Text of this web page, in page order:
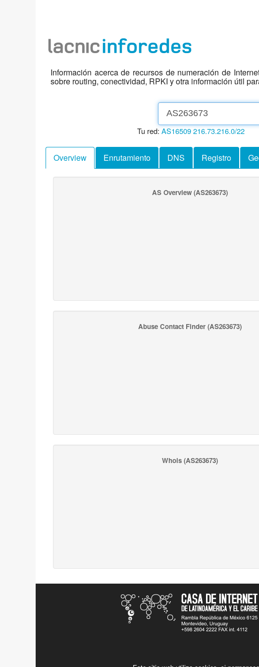
Información acerca de recursos de numeración de
sobre routing, conectividad, RPKI y otra información útil
Tu red: AS16509216.73.216.0/22
Overview Enrutamiento DNS Registro
AS Overview(AS263673)
Abuse Contact Finder(AS263673)
Whois(AS263673)